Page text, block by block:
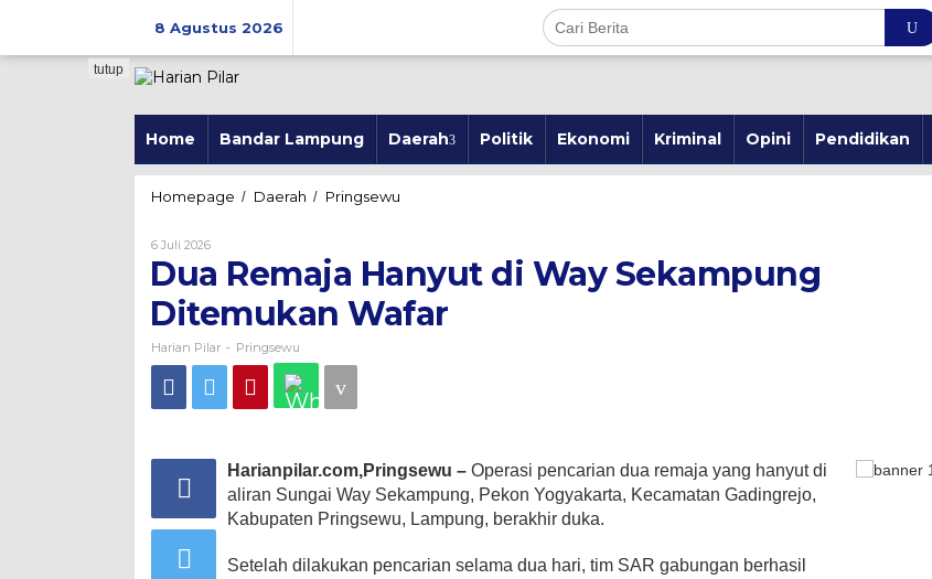
8 Agustus 2026
Home Bandar Lampung Daerah Politik Ekonomi Kriminal Opini Pendidikan
tutup
Homepage / Daerah / Pringsewu
Way
Sekampung
Ditemukan
6 Juli 2026Oleh
Harian
Pilar
Dua Remaja Hanyut di Way Sekampung
Ditemukan Wafar
Harian Pilar - Pringsewu
Harianpilar.com,Pringsewu –Operasi pencarian dua remaja yang hanyut di
aliran Sungai Way Sekampung, Pekon Yogyakarta, Kecamatan Gadingrejo,
Kabupaten Pringsewu, Lampung, berakhir duka.
Setelah dilakukan pencarian selama dua hari, tim SAR gabungan berhasil